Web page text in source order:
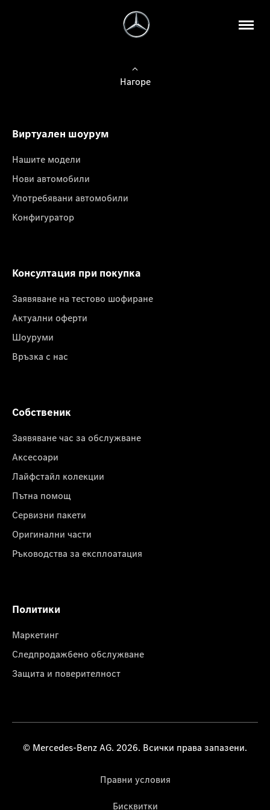
Нагоре
Виртуален шоурум
Нашите модели
Нови автомобили
Употребявани автомобили
Конфигуратор
Консултация при покупка
Заявяване на тестово шофиране
Актуални оферти
Шоуруми
Връзка с нас
Собственик
Заявяване час за обслужване
Аксесоари
Лайфстайл колекции
Пътна помощ
Сервизни пакети
Оригинални части
Ръководства за експлоатация
Политики
Маркетинг
Следпродажбено обслужване
Защита и поверителност
© Mercedes-Benz AG. 2026. Всички права запазени.
Правни условия
Бисквитки